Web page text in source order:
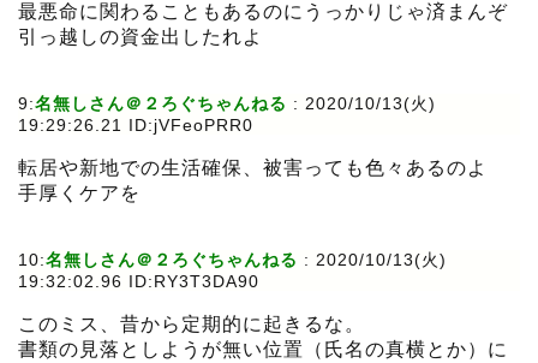
最悪命に関わることもあるのにうっかりじゃ済まんぞ
引っ越しの資金出したれよ
9:名無しさん＠２ろぐちゃんねる : 2020/10/13(火)
19:29:26.21 ID:jVFeoPRR0
転居や新地での生活確保、被害っても色々あるのよ
手厚くケアを
10:名無しさん＠２ろぐちゃんねる : 2020/10/13(火)
19:32:02.96 ID:RY3T3DA90
このミス、昔から定期的に起きるな。
書類の見落としようが無い位置（氏名の真横とか）に